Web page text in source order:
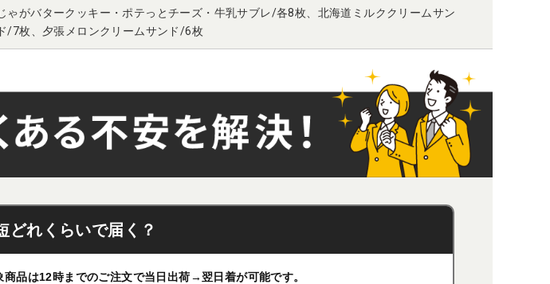
ゃがバタークッキー・ポテっとチーズ・牛乳サブレ/各8枚、北海道ミルククリームサン
ド/7枚、夕張メロンクリームサンド/6枚
どれくらいで届く？
品は12時までのご注文で当日出荷→翌日着が可能です。